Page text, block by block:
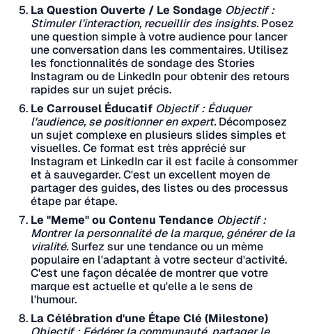
La Question Ouverte / Le Sondage Objectif :
Stimuler l'interaction, recueillir des insights. Posez
une question simple à votre audience pour lancer
une conversation dans les commentaires. Utilisez
les fonctionnalités de sondage des Stories
Instagram ou de LinkedIn pour obtenir des retours
rapides sur un sujet précis.
Le Carrousel Éducatif Objectif : Éduquer
l'audience, se positionner en expert. Décomposez
un sujet complexe en plusieurs slides simples et
visuelles. Ce format est très apprécié sur
Instagram et LinkedIn car il est facile à consommer
et à sauvegarder. C'est un excellent moyen de
partager des guides, des listes ou des processus
étape par étape.
Le "Meme" ou Contenu Tendance Objectif :
Montrer la personnalité de la marque, générer de la
viralité. Surfez sur une tendance ou un mème
populaire en l'adaptant à votre secteur d'activité.
C'est une façon décalée de montrer que votre
marque est actuelle et qu'elle a le sens de
l'humour.
La Célébration d'une Étape Clé (Milestone)